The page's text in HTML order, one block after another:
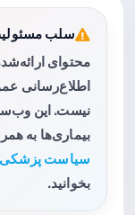
سلب
محتوای
اطلاع‌رسانی
نیست. این
بیماری‌ها به
سیاست
بخوانید.